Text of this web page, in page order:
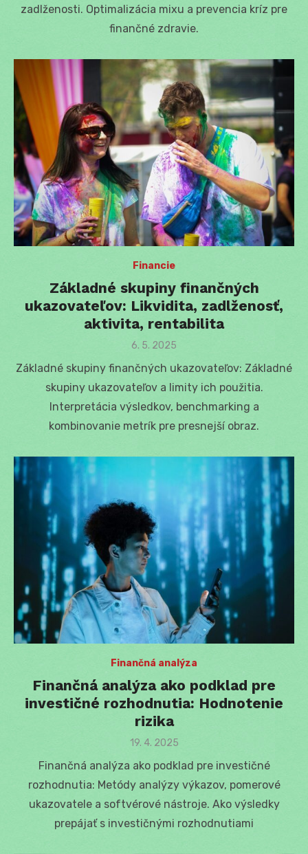
zadlženosti. Optimalizácia mixu a prevencia kríz pre
finančné zdravie.
Financie
Základné skupiny finančných
ukazovateľov: Likvidita, zadlženosť,
aktivita, rentabilita
Posted
6. 5. 2025
Základné skupiny finančných ukazovateľov: Základné
skupiny ukazovateľov a limity ich použitia.
Interpretácia výsledkov, benchmarking a
kombinovanie metrík pre presnejší obraz.
Finančná analýza
Finančná analýza ako podklad pre
investičné rozhodnutia: Hodnotenie
rizika
Posted
19. 4. 2025
Finančná analýza ako podklad pre investičné
rozhodnutia: Metódy analýzy výkazov, pomerové
ukazovatele a softvérové nástroje. Ako výsledky
prepájať s investičnými rozhodnutiami